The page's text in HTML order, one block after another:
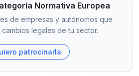
Normativa Europea
de empresas y autónomos que
legales de tu sector.
patrocinarla